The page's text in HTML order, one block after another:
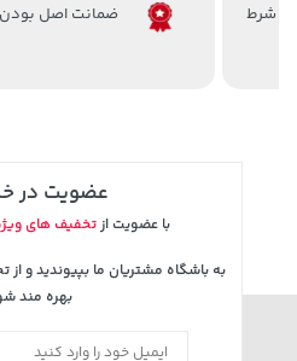
ضمانت اصل بودن
عضویت در
با عضویت ازتخفیف های
به باشگاه مشتریان ما بپیوندید و
بهره مند